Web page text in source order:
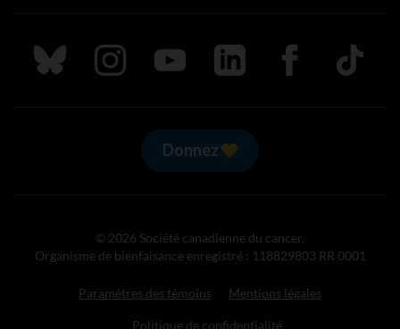
Suivez nous sur Bluesky
Suivez nous sur Instagram
Suivez nous sur Youtube
Suivez nous sur LinkedIn
Suivez nous sur
TikTok
Donnez
© 2026 Société canadienne du cancer.
Organisme de bienfaisance enregistré : 118829803 RR 0001
Paramètres des témoins Mentions légales
Politique de confidentialité